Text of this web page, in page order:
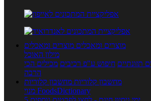
מוצרים ומאכלים מוצרים ומאכלים
מילון האוכל
תזונתיים חיפוש ע"פ רכיבים מכילים הכי
הרבה
מחשבון קלוריות מחשבון קלוריות
מנוי FoodsDictionary